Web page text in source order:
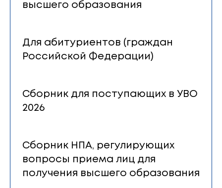
высшего образования
Для абитуриентов (граждан
Российской Федерации)
Сборник для поступающих в УВО
2026
Сборник НПА, регулирующих
вопросы приема лиц для
получения высшего образования